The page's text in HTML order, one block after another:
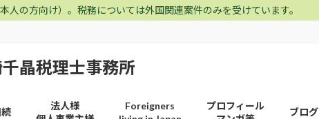
人の方向け）。税務については外国関連案件のみを受けています。
晶税理士事務所
法人様
Foreigners
プロフィール
ブログ